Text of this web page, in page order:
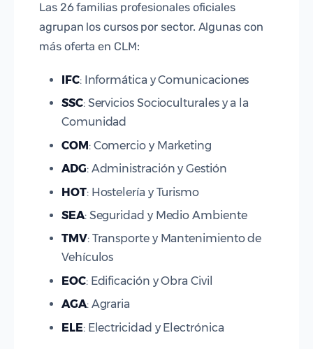
Las 26 familias profesionales oficiales
agrupan los cursos por sector. Algunas con
más oferta en CLM:
IFC: Informática y Comunicaciones
SSC: Servicios Socioculturales y a la
Comunidad
COM: Comercio y Marketing
ADG: Administración y Gestión
HOT: Hostelería y Turismo
SEA: Seguridad y Medio Ambiente
TMV: Transporte y Mantenimiento de
Vehículos
EOC: Edificación y Obra Civil
AGA: Agraria
ELE: Electricidad y Electrónica